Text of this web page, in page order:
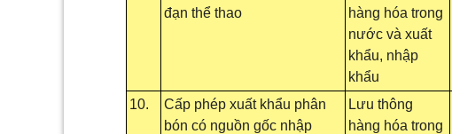
đạn thể thao
hàng hóa trong
nước và xuất
khẩu, nhập
khẩu
10.
Cấp phép xuất khẩu phân
bón có nguồn gốc nhập
Lưu thông
hàng hóa trong